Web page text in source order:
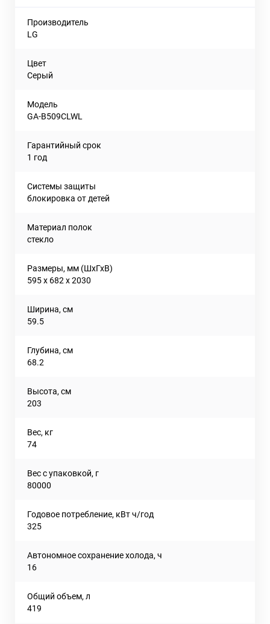
Производитель
LG
Цвет
Серый
Модель
GA-B509CLWL
Гарантийный срок
1 год
Системы защиты
блокировка от детей
Материал полок
стекло
Размеры, мм (ШхГхВ)
595 х 682 х 2030
Ширина, см
59.5
Глубина, см
68.2
Высота, см
203
Вес, кг
74
Вес с упаковкой, г
80000
Годовое потребление, кВт ч/год
325
Автономное сохранение холода, ч
16
Общий объем, л
419